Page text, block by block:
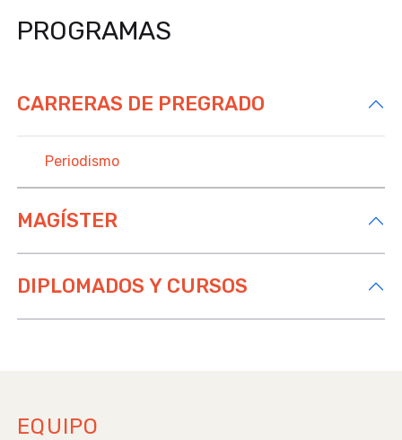
PROGRAMAS
CARRERAS DE PREGRADO
Periodismo
MAGÍSTER
DIPLOMADOS Y CURSOS
EQUIPO